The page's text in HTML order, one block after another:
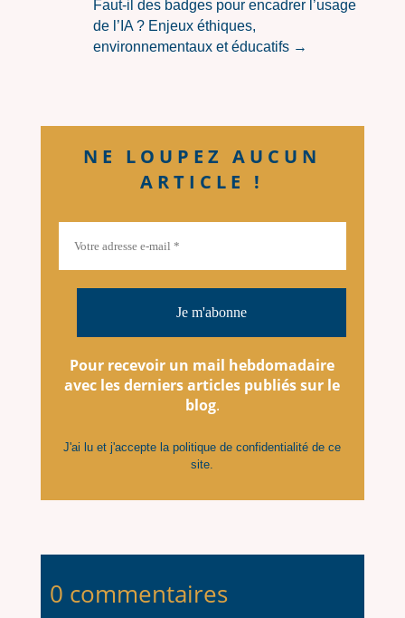
Faut-il des badges pour encadrer l’usage
de l’IA ? Enjeux éthiques,
environnementaux et éducatifs →
NE LOUPEZ AUCUN
ARTICLE !
Pour recevoir un mail hebdomadaire
avec les derniers articles publiés sur le
blog.
J'ai lu et j'accepte lapolitique de confidentialité de ce
site.
0 commentaires